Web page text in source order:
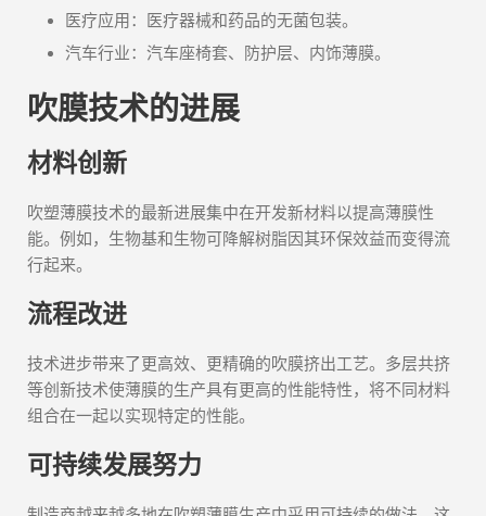
医疗应用：医疗器械和药品的无菌包装。
汽车行业：汽车座椅套、防护层、内饰薄膜。
吹膜技术的进展
材料创新
吹塑薄膜技术的最新进展集中在开发新材料以提高薄膜性
能。例如，生物基和生物可降解树脂因其环保效益而变得流
行起来。
流程改进
技术进步带来了更高效、更精确的吹膜挤出工艺。多层共挤
等创新技术使薄膜的生产具有更高的性能特性，将不同材料
组合在一起以实现特定的性能。
可持续发展努力